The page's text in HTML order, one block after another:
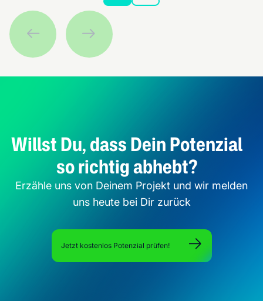
Willst Du, dass Dein Potenzial
so richtig abhebt?
Erzähle uns von Deinem Projekt und wir melden
uns heute bei Dir zurück
Jetzt kostenlos Potenzial prüfen!